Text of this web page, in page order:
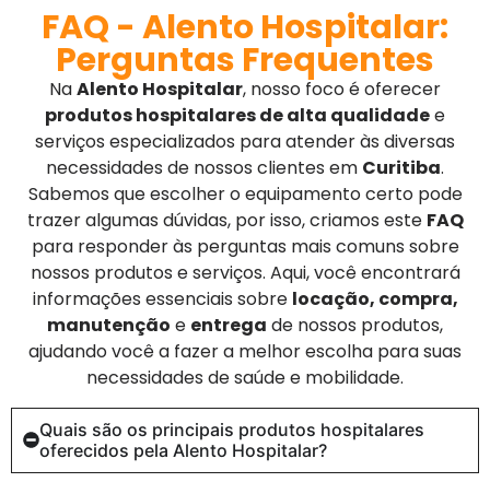
FAQ - Alento Hospitalar:
Perguntas Frequentes
NaAlento Hospitalar, nosso foco é oferecer
produtos hospitalares de alta qualidadee
serviços especializados para atender às diversas
necessidades de nossos clientes em Curitiba.
Sabemos que escolher o equipamento certo pode
trazer algumas dúvidas, por isso, criamos este FAQ
para responder às perguntas mais comuns sobre
nossos produtos e serviços. Aqui, você encontrará
informações essenciais sobre locação, compra,
manutenção e entrega de nossos produtos,
ajudando você a fazer a melhor escolha para suas
necessidades de saúde e mobilidade.
Quais são os principais produtos hospitalares
oferecidos pela Alento Hospitalar?